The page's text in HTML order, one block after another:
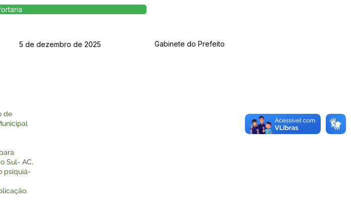
5 de dezembro de 2025 Gabinete do Prefeito
de
Sul- AC,
psiquiá-